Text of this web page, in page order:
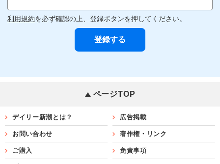
利用規約を必ず確認の上、登録ボタンを押してください。
ページTOP
デイリー新潮とは？ 広告掲載
お問い合わせ 著作権・リンク
ご購入 免責事項